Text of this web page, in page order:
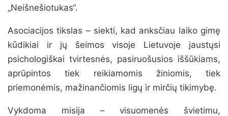
„Neišnešiotukas“.
Asociacijos tikslas – siekti, kad anksčiau laiko gimę
kūdikiai ir jų šeimos visoje Lietuvoje jaustųsi
psichologiškai tvirtesnės, pasiruošusios iššūkiams,
aprūpintos tiek reikiamomis žiniomis, tiek
priemonėmis, mažinančiomis ligų ir mirčių tikimybę.
Vykdoma misija – visuomenės švietimu,